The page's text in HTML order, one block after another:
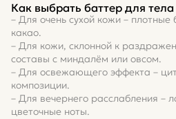
Как выбрать баттер для тела
– Для очень сухой кожи –
какао.
– Для кожи, склонной к
составы с миндалём или овсом.
– Для освежающего эффекта –
композиции.
– Для вечернего расслабления –
цветочные ноты.